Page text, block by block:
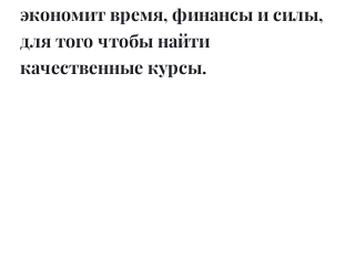
экономит время, финансы и силы,
для того чтобы найти
качественные курсы.